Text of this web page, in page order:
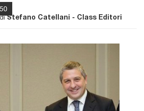
diStefano Catellani - Class Editori